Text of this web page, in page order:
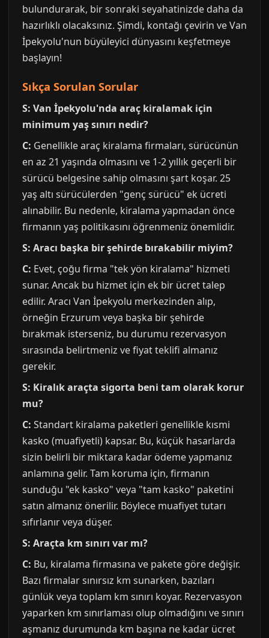
bulundurarak, bir sonraki seyahatinizde daha da
hazırlıklı olacaksınız. Şimdi, kontağı çevirin ve Van
İpekyolu'nun büyüleyici dünyasını keşfetmeye
başlayın!
Sıkça Sorulan Sorular
S: Van İpekyolu'nda araç kiralamak için
minimum yaş sınırı nedir?
C: Genellikle araç kiralama firmaları, sürücünün
en az 21 yaşında olmasını ve 1-2 yıllık geçerli bir
sürücü belgesine sahip olmasını şart koşar. 25
yaş altı sürücülerden "genç sürücü" ek ücreti
alınabilir. Bu nedenle, kiralama yapmadan önce
firmanın yaş politikasını öğrenmeniz önemlidir.
S: Aracı başka bir şehirde bırakabilir miyim?
C: Evet, çoğu firma "tek yön kiralama" hizmeti
sunar. Ancak bu hizmet için ek bir ücret talep
edilir. Aracı Van İpekyolu merkezinden alıp,
örneğin Erzurum veya başka bir şehirde
bırakmak isterseniz, bu durumu rezervasyon
sırasında belirtmeniz ve fiyat teklifi almanız
gerekir.
S: Kiralık araçta sigorta beni tam olarak korur
mu?
C: Standart kiralama paketleri genellikle kısmi
kasko (muafiyetli) kapsar. Bu, küçük hasarlarda
sizin belirli bir miktara kadar ödeme yapmanız
anlamına gelir. Tam koruma için, firmanın
sunduğu "ek kasko" veya "tam kasko" paketini
satın almanız önerilir. Böylece muafiyet tutarı
sıfırlanır veya düşer.
S: Araçta km sınırı var mı?
C: Bu, kiralama firmasına ve pakete göre değişir.
Bazı firmalar sınırsız km sunarken, bazıları
günlük veya toplam km sınırı koyar. Rezervasyon
yaparken km sınırlaması olup olmadığını ve sınırı
aşmanız durumunda km başına ne kadar ücret